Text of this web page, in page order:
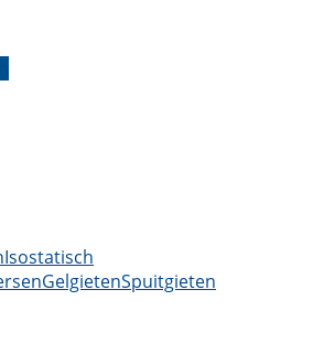
Isostatisch
GelgietenSpuitgieten